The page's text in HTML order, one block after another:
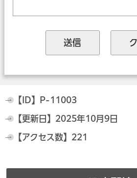
【ID】 P-11003
【更新日】 2025年10月9日
【アクセス数】 221